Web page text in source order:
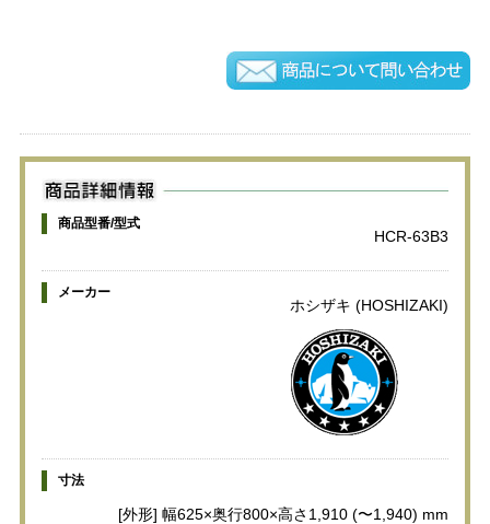
商品型番/型式
HCR-63B3
メーカー
ホシザキ (HOSHIZAKI)
寸法
[外形] 幅625×奥行800×高さ1,910 (〜1,940) mm